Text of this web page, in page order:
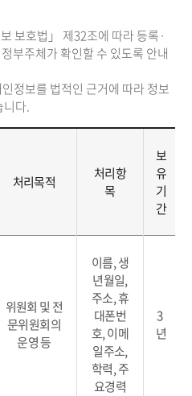
보호법」 제32조에 따라 등록·
부주체가 확인할 수 있도록 안내
정보를 법적인 근거에 따라 정보
니다.
처리목적
처리항
목
보
유
기
간
위원회 및 전
문위원회의
운영 등
이름, 생
년월일,
주소, 휴
대폰번
호, 이메
일주소,
학력, 주
요경력
3
년